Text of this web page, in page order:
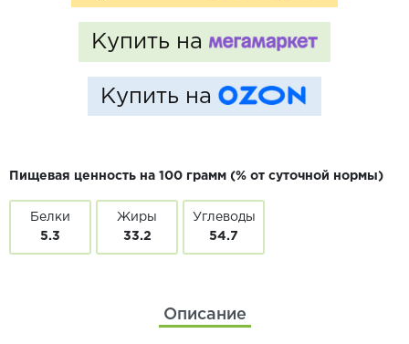
Купить на
Купить на
Пищевая ценность на 100 грамм (% от суточной нормы)
Белки
5.3
Жиры
33.2
Углеводы
54.7
Описание